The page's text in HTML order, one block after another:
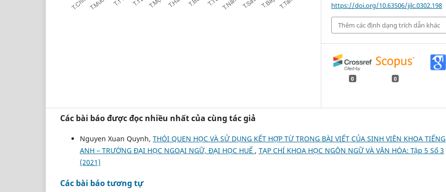
https://doi.org/10.63506/jilc.0302.198
Thêm các định dạng trích dẫn khác
0 0
Các bài báo được đọc nhiều nhất của cùng tác giả
Nguyen Xuan Quynh, THÓI QUEN HỌC VÀ SỬ DỤNG KẾT HỢP TỪ TRONG BÀI VIẾT CỦA SINH VIÊN KHOA TIẾNG
ANH – TRƯỜNG ĐẠI HỌC NGOẠI NGỮ, ĐẠI HỌC HUẾ , TẠP CHÍ KHOA HỌC NGÔN NGỮ VÀ VĂN HÓA: Tập 5 Số 3
(2021)
Các bài báo tương tự